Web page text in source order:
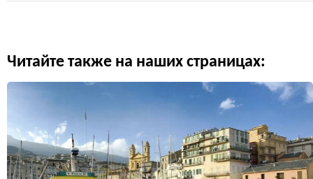
Читайте также на наших страницах: